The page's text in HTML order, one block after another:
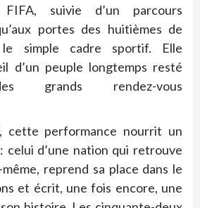
suivie d’un parcours
portes des huitièmes de
le simple cadre sportif. Elle
d’un peuple longtemps resté
grands rendez-vous
cette performance nourrit un
celui d’une nation qui retrouve
reprend sa place dans le
et écrit, une fois encore, une